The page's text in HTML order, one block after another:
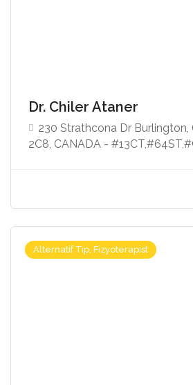
Dr. Chiler Ataner
230 Strathcona Dr
2C8, CANADA -
Alternatif Tıp, Fizyoterapist